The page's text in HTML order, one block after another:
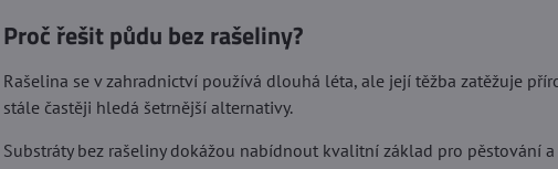
Proč řešit půdu bez rašeliny?
Rašelina se v zahradnictví používá dlouhá léta, ale její těžba zatěžuje
stále častěji hledá šetrnější alternativy.
Substráty bez rašeliny dokážou nabídnout kvalitní základ pro pěstování